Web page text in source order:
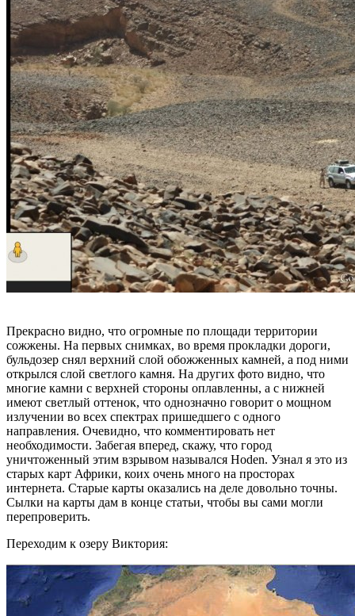
Прекрасно видно, что огромные по площади территории
сожжены. На первых снимках, во время прокладки дороги,
бульдозер снял верхний слой обожженных камней, а под ними
открылся слой светлого камня. На других фото видно, что
многие камни с верхней стороны оплавленны, а с нижней
имеют светлый оттенок, что однозначно говорит о мощном
излучении во всех спектрах пришедшего с одного
направления. Очевидно, что комментировать нет
необходимости. Забегая вперед, скажу, что город
уничтоженный этим взрывом назывался Hoden. Узнал я это из
старых карт Африки, коих очень много на просторах
интернета. Старые карты оказались на деле довольно точны.
Сылки на карты дам в конце статьи, чтобы вы сами могли
перепроверить.
Переходим к озеру Виктория: